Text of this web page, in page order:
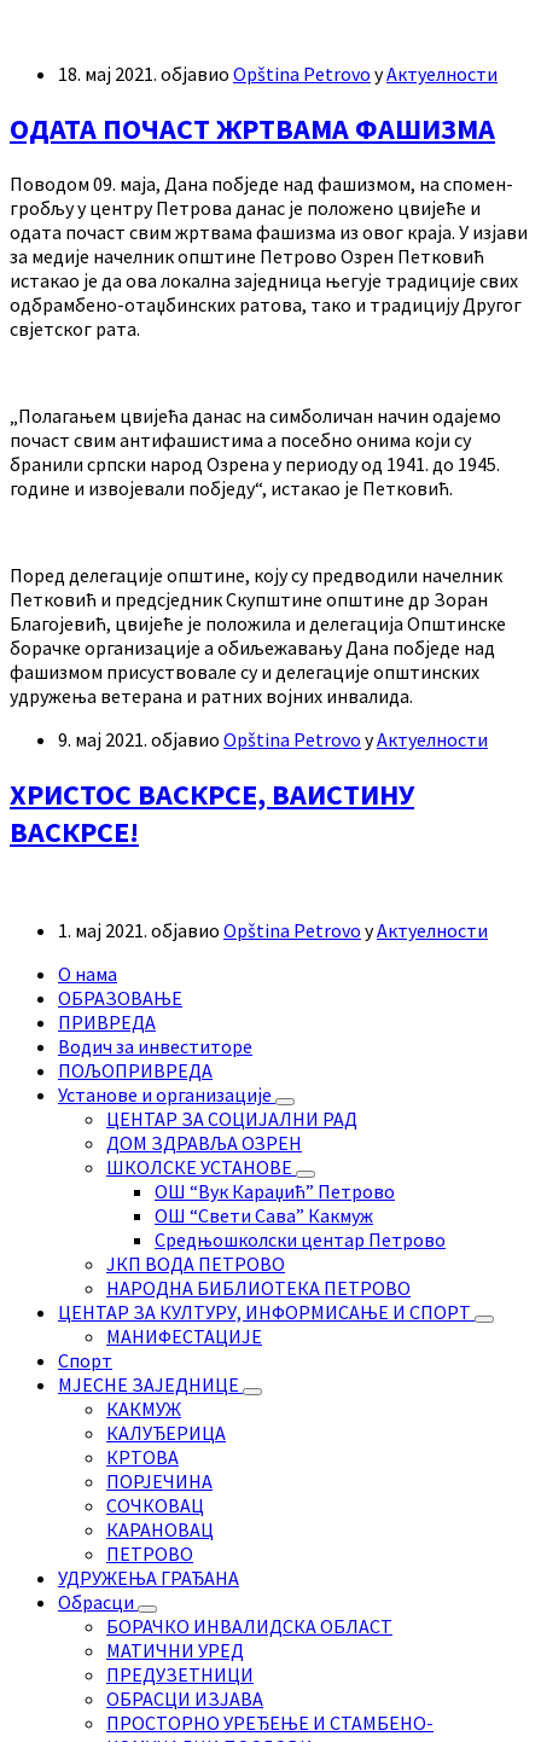
18. мај 2021. објавио Opština Petrovo уАктуелности
ОДАТА ПОЧАСТ ЖРТВАМА ФАШИЗМА
Поводом 09. маја, Дана побједе над фашизмом, на спомен-
гробљу у центру Петрова данас је положено цвијеће и
одата почаст свим жртвама фашизма из овог краја. У изјави
за медије начелник општине Петрово Озрен Петковић
истакао је да ова локална заједница његује традиције свих
одбрамбено-отаџбинских ратова, тако и традицију Другог
свјетског рата.
„Полагањем цвијећа данас на симболичан начин одајемо
почаст свим антифашистима а посебно онима који су
бранили српски народ Озрена у периоду од 1941. до 1945.
године и извојевали побједу“, истакао је Петковић.
Поред делегације општине, коју су предводили начелник
Петковић и предсједник Скупштине општине др Зоран
Благојевић, цвијеће је положила и делегација Општинске
борачке организације а обиљежавању Дана побједе над
фашизмом присуствовале су и делегације општинских
удружења ветерана и ратних војних инвалида.
9. мај 2021. објавио Opština Petrovo уАктуелности
ХРИСТОС ВАСКРСЕ, ВАИСТИНУ
ВАСКРСЕ!
1. мај 2021. објавио Opština Petrovo уАктуелности
О нама
ОБРАЗОВАЊЕ
ПРИВРЕДА
Водич за инвеститоре
ПОЉОПРИВРЕДА
Установе и организације
ЦЕНТАР ЗА СОЦИЈАЛНИ РАД
ДОМ ЗДРАВЉА ОЗРЕН
ШКОЛСКЕ УСТАНОВЕ
ОШ “Вук Караџић” Петрово
ОШ “Свети Сава” Какмуж
Средњошколски центар Петрово
ЈКП ВОДА ПЕТРОВО
НАРОДНА БИБЛИОТЕКА ПЕТРОВО
ЦЕНТАР ЗА КУЛТУРУ, ИНФОРМИСАЊЕ И СПОРТ
МАНИФЕСТАЦИЈЕ
Спорт
МЈЕСНЕ ЗАЈЕДНИЦЕ
КАКМУЖ
КАЛУЂЕРИЦА
КРТОВА
ПОРЈЕЧИНА
СОЧКОВАЦ
КАРАНОВАЦ
ПЕТРОВО
УДРУЖЕЊА ГРАЂАНА
Обрасци
БОРАЧКО ИНВАЛИДСКА ОБЛАСТ
МАТИЧНИ УРЕД
ПРЕДУЗЕТНИЦИ
ОБРАСЦИ ИЗЈАВА
ПРОСТОРНО УРЕЂЕЊЕ И СТАМБЕНО-